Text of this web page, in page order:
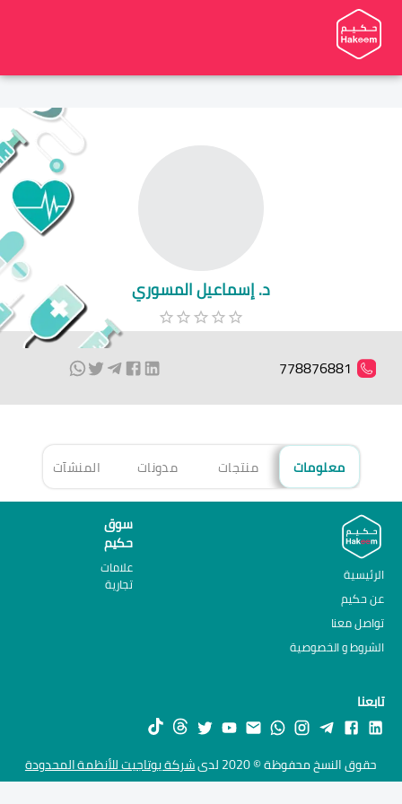
د. إسماعيل المسوري
778876881
معلومات منتجات مدونات المنشآت
الرئيسية
عن حكيم
تواصل معنا
الشروط و الخصوصية
سوق
حكيم
علامات
تجارية
تابعنا
حقوق النسخ محفوظة © 2020 لدى شركة يوتاجيت للأنظمة المحدودة